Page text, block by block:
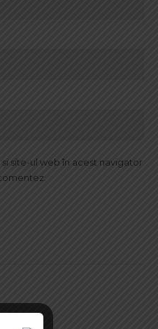
site-ul web în acest navigator